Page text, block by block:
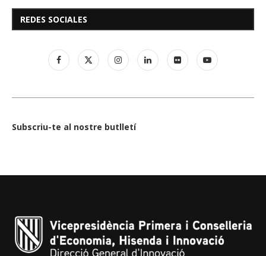
REDES SOCIALES
Subscriu-te al nostre butlletí